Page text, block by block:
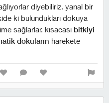
diyebiliriz. yanal bir
ki bulundukları dokuya
sağlarlar. kısacası bitkiyi
dokuların harekete